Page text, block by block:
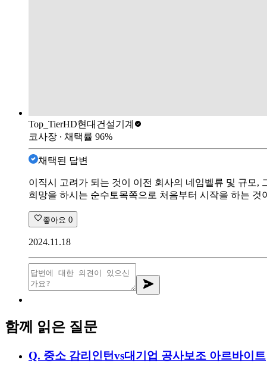
Top_TierHD현대건설기계
코사장 ∙ 채택률 96%
채택된 답변
이직시 고려가 되는 것이 이전 회사의 네임벨류 및 규모,
희망을 하시는 순수토목쪽으로 처음부터 시작을 하는 것
좋아요 0
2024.11.18
함께 읽은 질문
Q. 중소 감리인턴vs대기업 공사보조 아르바이트